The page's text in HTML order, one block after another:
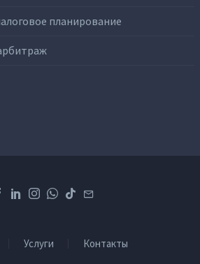
планирование
Услуги Контакты